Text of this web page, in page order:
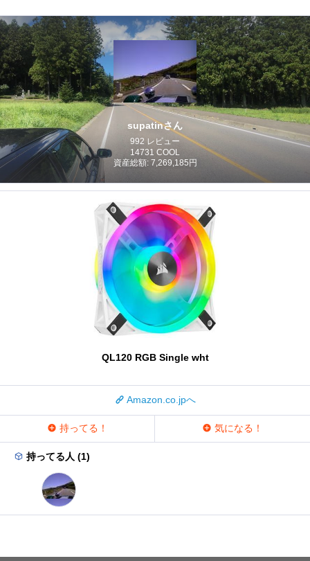
supatinさん
992 レビュー
14731 COOL
資産総額: 7,269,185円
QL120 RGB Single wht
Amazon.co.jpへ
持ってる！ 気になる！
持ってる人 (1)